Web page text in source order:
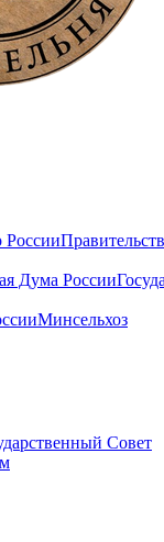
Минсельхоз
Совет